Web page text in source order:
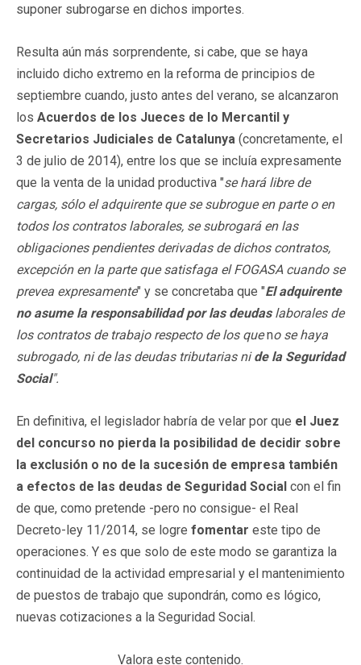
suponer subrogarse en dichos importes.
Resulta aún más sorprendente, si cabe, que se haya
incluido dicho extremo en la reforma de principios de
septiembre cuando, justo antes del verano, se alcanzaron
los Acuerdos de los Jueces de lo Mercantil y
Secretarios Judiciales de Catalunya (concretamente, el
3 de julio de 2014), entre los que se incluía expresamente
que la venta de la unidad productiva "se hará libre de
cargas, sólo el adquirente que se subrogue en parte o en
todos los contratos laborales, se subrogará en las
obligaciones pendientes derivadas de dichos contratos,
excepción en la parte que satisfaga el FOGASA cuando se
prevea expresamente" y se concretaba que "El adquirente
no asume la responsabilidad por las deudas laborales de
los contratos de trabajo respecto de los queno se haya
subrogado, ni de las deudas tributarias nide la Seguridad
Social".
En definitiva, el legislador habría de velar por que el Juez
del concurso no pierda la posibilidad de decidir sobre
la exclusión o no de la sucesión de empresa también
a efectos de las deudas de Seguridad Social con el fin
de que, como pretende -pero no consigue- el Real
Decreto-ley 11/2014, se logre fomentar este tipo de
operaciones. Y es que solo de este modo se garantiza la
continuidad de la actividad empresarial y el mantenimiento
de puestos de trabajo que supondrán, como es lógico,
nuevas cotizaciones a la Seguridad Social.
Valora este contenido.